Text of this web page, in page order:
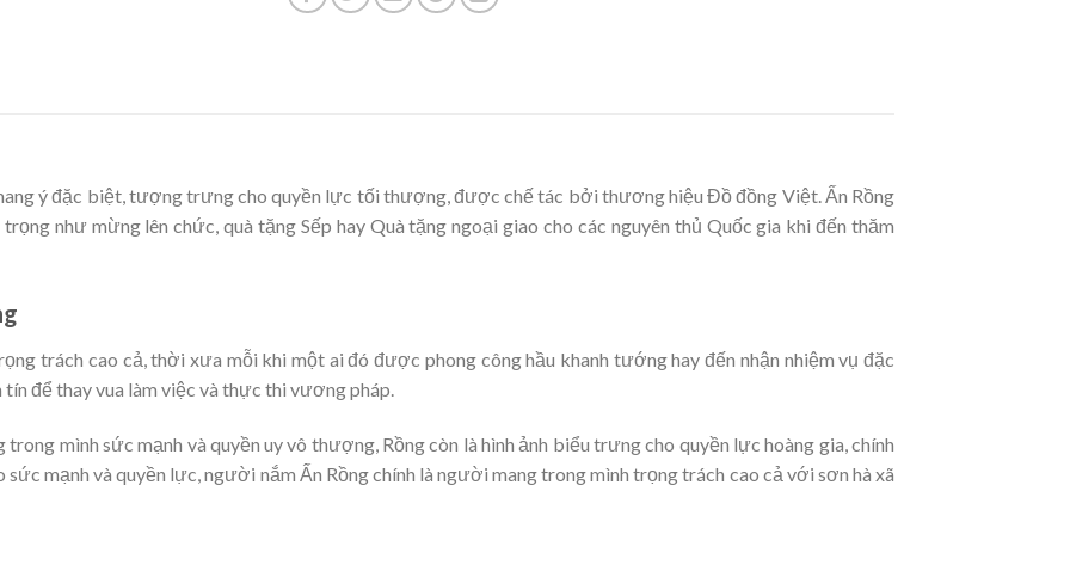
ý đặc biệt, tượng trưng cho quyền lực tối thượng, được chế tác bởi thương hiệu Đồ đồng Việt. Ấn Rồng
như mừng lên chức, quà tặng Sếp hay Quà tặng ngoại giao cho các nguyên thủ Quốc gia khi đến thăm
trách cao cả, thời xưa mỗi khi một ai đó được phong công hầu khanh tướng hay đến nhận nhiệm vụ đặc
để thay vua làm việc và thực thi vương pháp.
mình sức mạnh và quyền uy vô thượng, Rồng còn là hình ảnh biểu trưng cho quyền lực hoàng gia, chính
mạnh và quyền lực, người nắm Ấn Rồng chính là người mang trong mình trọng trách cao cả với sơn hà xã